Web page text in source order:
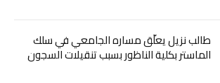
طالب نزيل يعلّق مساره الجامعي في سلك
الماستر بكلية الناظور بسبب تنقيلات السجون